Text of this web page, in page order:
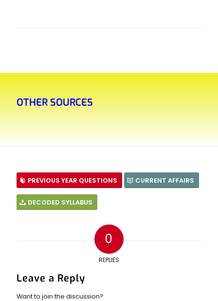
OTHER SOURCES
PREVIOUS YEAR QUESTIONS CURRENT AFFAIRS
DECODED SYLLABUS
0
REPLIES
Leave a Reply
Want to join the discussion?